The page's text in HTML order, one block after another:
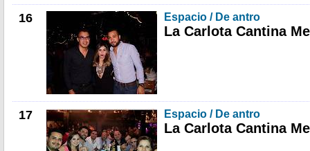
16 Espacio / De antro
La Carlota Cantina
17 Espacio / De antro
La Carlota Cantina